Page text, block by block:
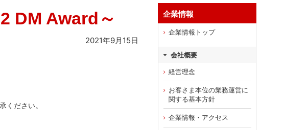
DM Award～
2021年9月15日
ください。
企業情報
企業情報トップ
会社概要
経営理念
お客さま本位の業務運営に
関する基本方針
企業情報・アクセス